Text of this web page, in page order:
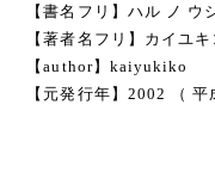
【書名フリ】ハル ノ
【著者名フリ】カイユキ
【author】kaiyukiko
【元発行年】2002 （ 平